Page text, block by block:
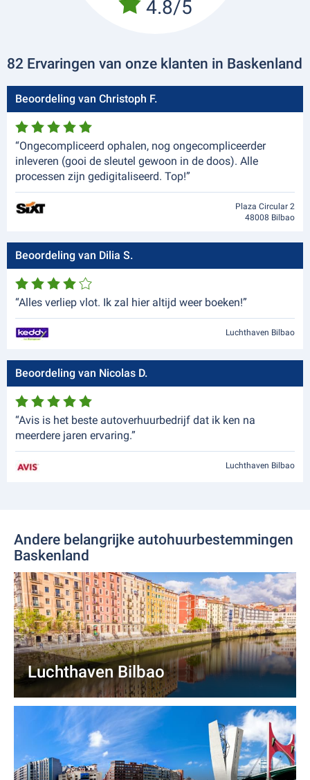
4.8/5
82 Ervaringen van onze klanten in Baskenland
Beoordeling van Christoph F.
“Ongecompliceerd ophalen, nog ongecompliceerder
inleveren (gooi de sleutel gewoon in de doos). Alle
processen zijn gedigitaliseerd. Top!”
Plaza Circular 2
48008 Bilbao
Beoordeling van Dilia S.
“Alles verliep vlot. Ik zal hier altijd weer boeken!”
Luchthaven Bilbao
Beoordeling van Nicolas D.
“Avis is het beste autoverhuurbedrijf dat ik ken na
meerdere jaren ervaring.”
Luchthaven Bilbao
Andere belangrijke autohuurbestemmingen
Baskenland
Luchthaven Bilbao